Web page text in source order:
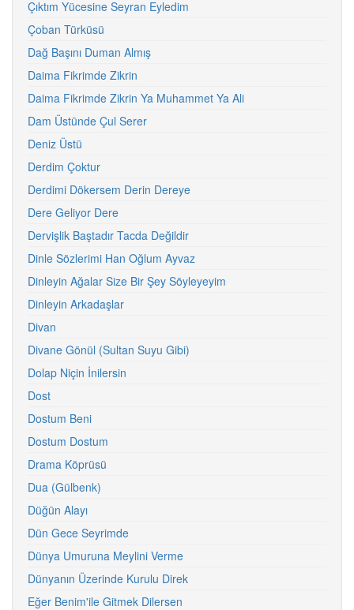
Çıktım Yücesine Seyran Eyledim
Çoban Türküsü
Dağ Başını Duman Almış
Daima Fikrimde Zikrin
Daima Fikrimde Zikrin Ya Muhammet Ya Ali
Dam Üstünde Çul Serer
Deniz Üstü
Derdim Çoktur
Derdimi Dökersem Derin Dereye
Dere Geliyor Dere
Dervişlik Baştadır Tacda Değildir
Dinle Sözlerimi Han Oğlum Ayvaz
Dinleyin Ağalar Size Bir Şey Söyleyeyim
Dinleyin Arkadaşlar
Divan
Divane Gönül (Sultan Suyu Gibi)
Dolap Niçin İnilersin
Dost
Dostum Beni
Dostum Dostum
Drama Köprüsü
Dua (Gülbenk)
Düğün Alayı
Dün Gece Seyrimde
Dünya Umuruna Meylini Verme
Dünyanın Üzerinde Kurulu Direk
Eğer Benim'ile Gitmek Dilersen